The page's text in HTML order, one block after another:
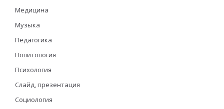
Медицина
Музыка
Педагогика
Политология
Психология
Слайд, презентация
Социология